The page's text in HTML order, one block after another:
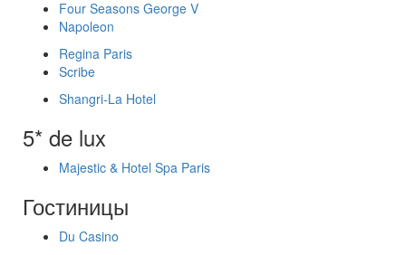
Four Seasons George V
Napoleon
Regina Paris
Scribe
Shangri-La Hotel
5* de lux
Majestic & Hotel Spa Paris
Гостиницы
Du Casino